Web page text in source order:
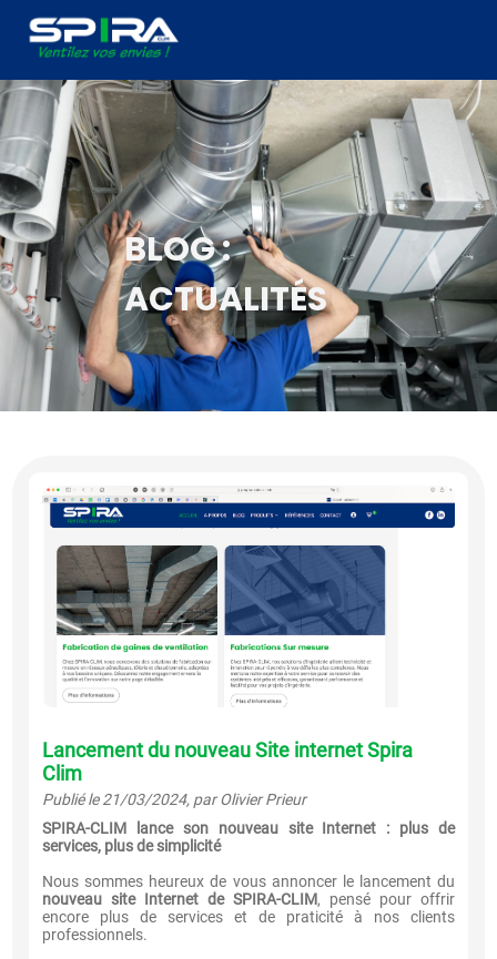
BLOG :
ACTUALITÉS
Lancement du nouveau Site internet Spira
Clim
Publié le 21/03/2024, par Olivier Prieur
SPIRA-CLIM lance son nouveau site Internet : plus de
services, plus de simplicité
Nous sommes heureux de vous annoncer le lancement du
nouveau site Internet de SPIRA-CLIM, pensé pour offrir
encore plus de services et de praticité à nos clients
professionnels.